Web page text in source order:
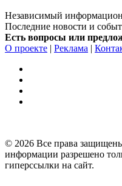
Независимый
Последние новости и
Есть вопросы или
О проекте | Реклама |
© 2026 Все права
информации разрешено
гиперссылки на сайт.